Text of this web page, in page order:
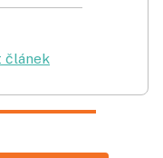
článek